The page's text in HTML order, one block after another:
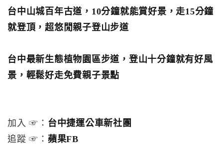
台中山城百年古道，10分鐘就能賞好景，走15分鐘
就登頂，超悠閒親子登山步道
台中最新生態植物園區步道，登山十分鐘就有好風
景，輕鬆好走免費親子景點
加入 ☞： 台中捷運公車新社團
追蹤 ☞： 蘋果FB